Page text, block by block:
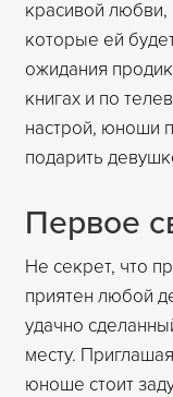
красивой любви,
которые ей
ожидания
книгах и по
настрой, юноши
подарить
Первое
Не секрет, что
приятен любой
удачно
месту.
юноше стоит